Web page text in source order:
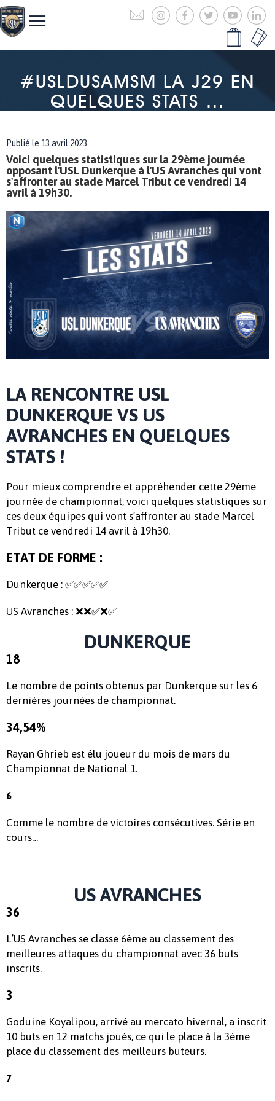
#USLDUSAMSM LA J29 EN
QUELQUES STATS …
Publié le 13 avril 2023
Voici quelques statistiques sur la 29ème journée
opposant l'USL Dunkerque à l'US Avranches qui vont
s'affronter au stade Marcel Tribut ce vendredi 14
avril à 19h30.
LA RENCONTRE USL
DUNKERQUE VS US
AVRANCHES EN QUELQUES
STATS !
Pour mieux comprendre et appréhender cette 29ème
journée de championnat, voici quelques statistiques sur
ces deux équipes qui vont s’affronter au stade Marcel
Tribut ce vendredi 14 avril à 19h30.
ETAT DE FORME :
Dunkerque : ✅✅✅✅✅
US Avranches : ❌❌✅❌✅
DUNKERQUE
18
Le nombre de points obtenus par Dunkerque sur les 6
dernières journées de championnat.
34,54%
Rayan Ghrieb est élu joueur du mois de mars du
Championnat de National 1.
6
Comme le nombre de victoires consécutives. Série en
cours…
US AVRANCHES
36
L’US Avranches se classe 6ème au classement des
meilleures attaques du championnat avec 36 buts
inscrits.
3
Goduine Koyalipou, arrivé au mercato hivernal, a inscrit
10 buts en 12 matchs joués, ce qui le place à la 3ème
place du classement des meilleurs buteurs.
7